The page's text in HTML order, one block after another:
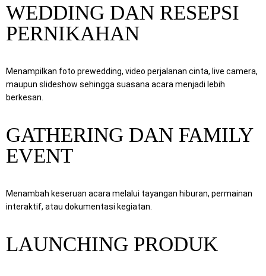
WEDDING DAN RESEPSI
PERNIKAHAN
Menampilkan foto prewedding, video perjalanan cinta, live camera,
maupun slideshow sehingga suasana acara menjadi lebih
berkesan.
GATHERING DAN FAMILY
EVENT
Menambah keseruan acara melalui tayangan hiburan, permainan
interaktif, atau dokumentasi kegiatan.
LAUNCHING PRODUK